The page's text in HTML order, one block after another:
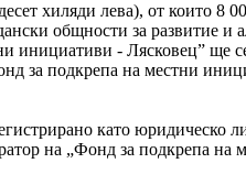
хиляди лева), от които 8
общности за развитие и
инициативи - Лясковец” ще
за подкрепа на местни
като юридическо
на „Фонд за подкрепа на